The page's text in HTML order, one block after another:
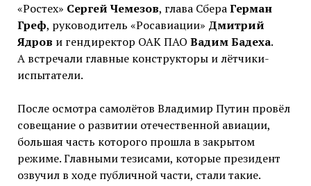
«Ростех» Сергей Чемезов, глава СбераГерман
Греф, руководитель «Росавиации» Дмитрий
Ядров и гендиректор ОАК ПАО Вадим Бадеха.
А встречали главные конструкторы и лётчики-
испытатели.
После осмотра самолётов Владимир Путин провёл
совещание о развитии отечественной авиации,
большая часть которого прошла в закрытом
режиме. Главными тезисами, которые президент
озвучил в ходе публичной части, стали такие.